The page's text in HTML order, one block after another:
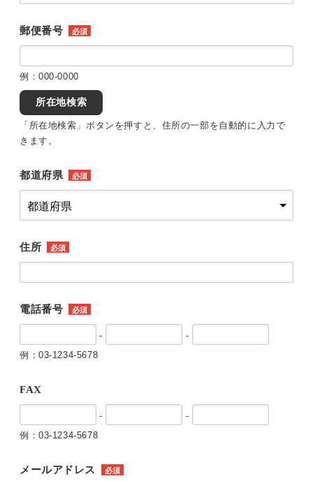
郵便番号 必須
例：000-0000
所在地検索
「所在地検索」ボタンを押すと、住所の一部を自動的に入力で
きます。
都道府県 必須
住所 必須
電話番号 必須
-
-
例：03-1234-5678
FAX
-
-
例：03-1234-5678
メールアドレス 必須